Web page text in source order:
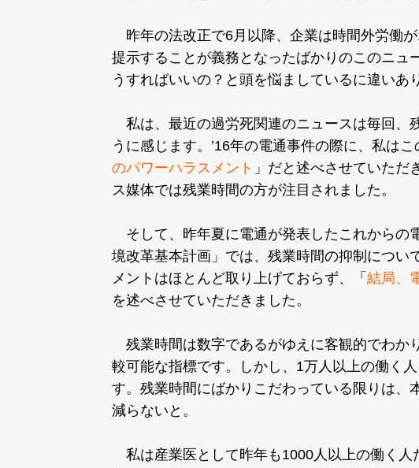
昨年の法改正で6月以降、企業は時間外労働
提示することが義務となったばかりのこのニュ
うすればいいの？と頭を悩ましているに違いあ
私は、最近の過労死関連のニュースは毎回、
うに感じます。’16年の電通事件の際に、私はこ
のパワーハラスメント 」だと述べさせていただ
ス媒体では残業時間の方が注目されました。
そして、昨年夏に電通が発表したこれからの
境改革基本計画」では、残業時間の抑制につい
メントはほとんど取り上げておらず、「 結局、
を述べさせていただきました。
残業時間は数字であるがゆえに客観的でわか
較可能な指標です。しかし、1万人以上の働く
す。残業時間にばかりこだわっている限りは、
減らないと。
私は産業医として昨年も1000人以上の働く人